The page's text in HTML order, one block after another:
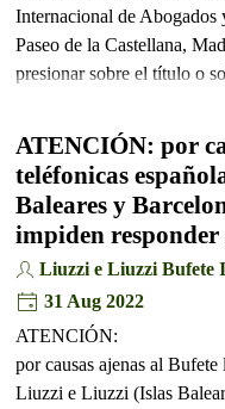
Internacional de
Paseo de la Castellana,
presionar sobre el título o
ATENCIÓN: por
teléfonicas
Baleares y
impiden responder
Liuzzi e Liuzzi Bufete
31 Aug 2022
ATENCIÓN:
por causas ajenas al
Liuzzi e Liuzzi (Islas